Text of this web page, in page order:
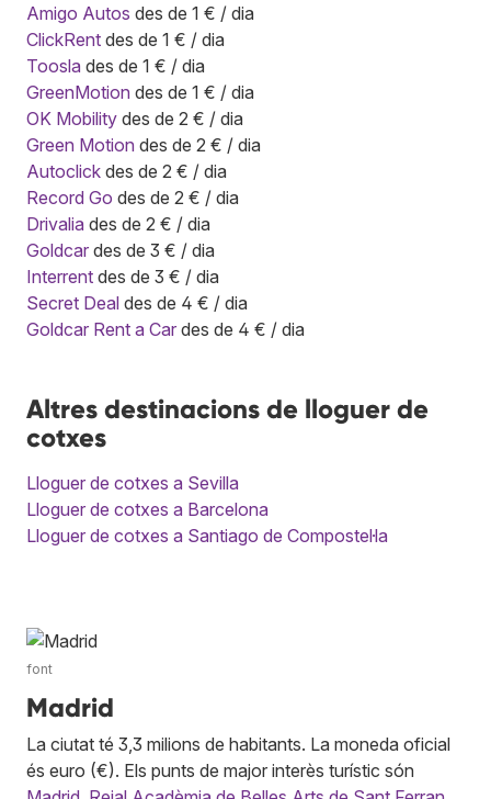
Amigo Autos des de 1 € / dia
ClickRent des de 1 € / dia
Toosla des de 1 € / dia
GreenMotion des de 1 € / dia
OK Mobility des de 2 € / dia
Green Motion des de 2 € / dia
Autoclick des de 2 € / dia
Record Go des de 2 € / dia
Drivalia des de 2 € / dia
Goldcar des de 3 € / dia
Interrent des de 3 € / dia
Secret Deal des de 4 € / dia
Goldcar Rent a Car des de 4 € / dia
Altres destinacions de lloguer de
cotxes
Lloguer de cotxes a Sevilla
Lloguer de cotxes a Barcelona
Lloguer de cotxes a Santiago de Compostel·la
font
Madrid
La ciutat té 3,3 milions de habitants. La moneda oficial
és euro (€). Els punts de major interès turístic són